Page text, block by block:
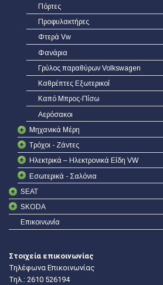
Πόρτες
Προφυλακτήρες
Φτερά Vw
Φανάρια
Γρύλος παραθύρων Volkswagen
Καθρέπτες Εξωτερικοί
Καπό Μπρος-Πίσω
Αερόσακοι
Μηχανικά Μέρη
Τρόχοι - Ζάντες
Ηλεκτρικά – Ηλεκτρονικά Είδη VW
Εσωτερικά - Σαλόνια
SEAT
SKODA
Επικοινωνία
Στοιχεία επικοινωνίας
Τηλέφωνα Επικοινωνίας
Τηλ.: 2610 526194